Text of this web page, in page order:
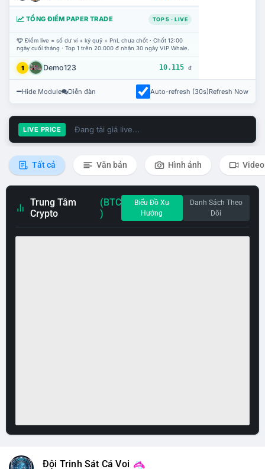
TỔNG ĐIỂM PAPER TRADE TOP 5 · LIVE
Điểm live = số dư ví + ký quỹ + PnL chưa chốt · Chốt 12:00
ngày cuối tháng · Top 1 trên 20.000 đ nhận 30 ngày VIP Whale.
1 Demo123 10.115 đ
Hide Module Diễn đàn Auto-refresh (30s)Refresh Now
LIVE PRICE Đang tải giá live...
Tất cả Văn bản Hình ảnh Video
Trung Tâm
Crypto
(BTC
)
Biểu Đồ Xu
Hướng
Danh Sách Theo
Dõi
Đội Trinh Sát Cá Voi